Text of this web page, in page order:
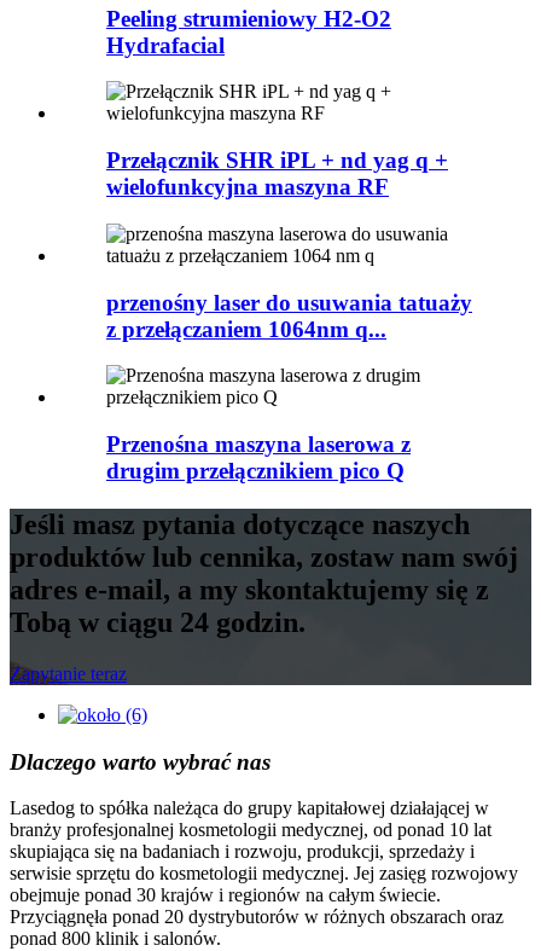
Peeling strumieniowy H2-O2
Hydrafacial
Przełącznik SHR iPL + nd yag q +
wielofunkcyjna maszyna RF
przenośny laser do usuwania tatuaży
z przełączaniem 1064nm q...
Przenośna maszyna laserowa z
drugim przełącznikiem pico Q
Jeśli masz pytania dotyczące naszych
produktów lub cennika, zostaw nam swój
adres e-mail, a my skontaktujemy się z
Tobą w ciągu 24 godzin.
Zapytanie teraz
Dlaczego warto wybrać nas
Lasedog to spółka należąca do grupy kapitałowej działającej w
branży profesjonalnej kosmetologii medycznej, od ponad 10 lat
skupiająca się na badaniach i rozwoju, produkcji, sprzedaży i
serwisie sprzętu do kosmetologii medycznej. Jej zasięg rozwojowy
obejmuje ponad 30 krajów i regionów na całym świecie.
Przyciągnęła ponad 20 dystrybutorów w różnych obszarach oraz
ponad 800 klinik i salonów.